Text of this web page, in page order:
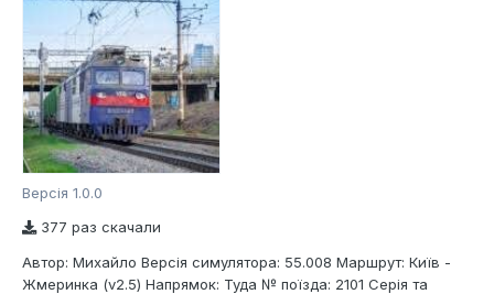
Версія 1.0.0
377 раз скачали
Автор: Михайло Версія симулятора: 55.008 Маршрут: Київ -
Жмеринка (v2.5) Напрямок: Туда № поїзда: 2101 Серія та